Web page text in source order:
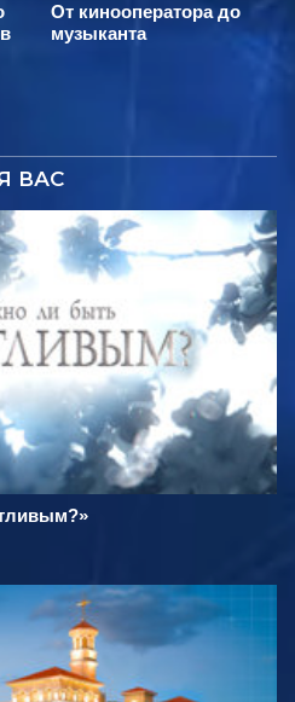
От кинооператора до
музыканта
ВАС